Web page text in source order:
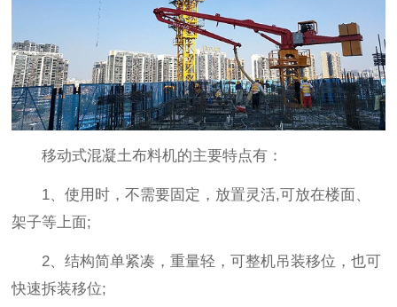
移动式混凝土布料机的主要特点有：
1、使用时，不需要固定，放置灵活,可放在楼面、
架子等上面;
2、结构简单紧凑，重量轻，可整机吊装移位，也可
快速拆装移位;